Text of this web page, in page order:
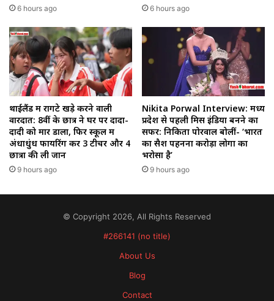
6 hours ago 6 hours ago
थाईलैंड में रोंगटे खड़े करने वाली
वारदात: 8वीं के छात्र ने घर पर दादा-
दादी को मार डाला, फिर स्कूल में
अंधाधुंध फायरिंग कर 3 टीचर और 4
छात्रों की ली जान
9 hours ago
Nikita Porwal Interview: मध्य
प्रदेश से पहली मिस इंडिया बनने का
सफर: निकिता पोरवाल बोलीं- ‘भारत
का सैश पहनना करोड़ों लोगों का
भरोसा है’
9 hours ago
© Copyright 2026, All Rights Reserved
#266141 (no title)
About Us
Blog
Contact